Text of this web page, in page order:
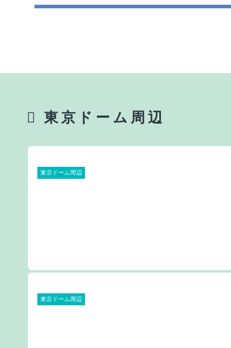
東京ドーム周辺
東京ドーム周辺
東京ドーム周辺